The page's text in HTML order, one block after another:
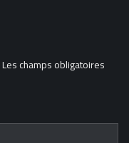
Les champs obligatoires